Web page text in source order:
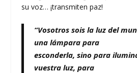
su voz… ¡transmiten paz!
“Vosotros sois la luz del
una lámpara para
esconderla, sino para
vuestra luz, para